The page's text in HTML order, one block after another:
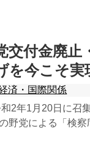
交付金廃止
を今こそ実
済・国際関係
2年1月20日に召
野党による「検察